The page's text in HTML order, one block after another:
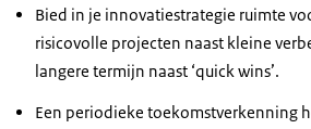
Bied in je innovatiestrategie ruimte
risicovolle projecten naast kleine
langere termijn naast ‘quick wins’.
Een periodieke toekomstverkenning